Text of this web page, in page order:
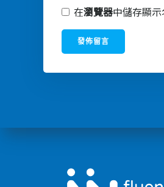
在瀏覽器中儲存顯